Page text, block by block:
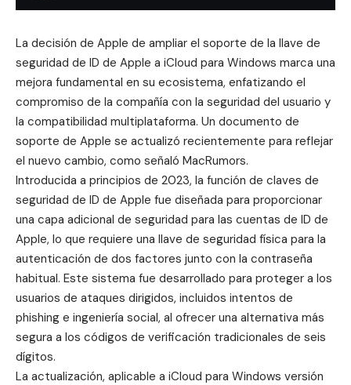
La decisión de Apple de ampliar el soporte de la llave de
seguridad de ID de Apple a iCloud para Windows marca una
mejora fundamental en su ecosistema, enfatizando el
compromiso de la compañía con la seguridad del usuario y
la compatibilidad multiplataforma. Un documento de
soporte de Apple se actualizó recientemente para reflejar
el nuevo cambio, como señaló MacRumors.
Introducida a principios de 2023, la función de claves de
seguridad de ID de Apple fue diseñada para proporcionar
una capa adicional de seguridad para las cuentas de ID de
Apple, lo que requiere una llave de seguridad física para la
autenticación de dos factores junto con la contraseña
habitual. Este sistema fue desarrollado para proteger a los
usuarios de ataques dirigidos, incluidos intentos de
phishing e ingeniería social, al ofrecer una alternativa más
segura a los códigos de verificación tradicionales de seis
dígitos.
La actualización, aplicable a iCloud para Windows versión